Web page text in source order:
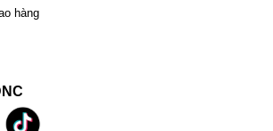
hàng